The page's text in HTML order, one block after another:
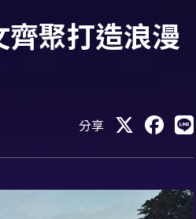
聚打造浪漫
分享